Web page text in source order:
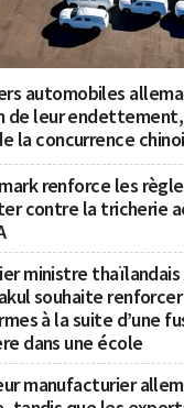
automobiles
de leur
la concurrence
renforce les
contre la tricherie
ministre
souhaite
à la suite d’une
dans une école
manufacturier